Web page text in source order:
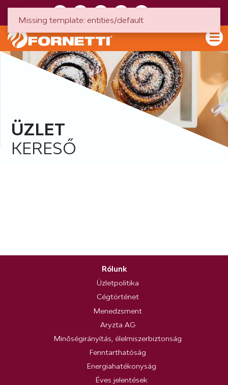
ÜZLET
KERESŐ
Rólunk
Üzletpolitika
Cégtörténet
Menedzsment
Aryzta AG
Minőségirányítás, élelmiszerbiztonság
Fenntarthatóság
Energiahatékonyság
Éves jelentések
Missing template: entities/default